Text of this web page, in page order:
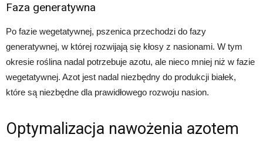
Faza generatywna
Po fazie wegetatywnej, pszenica przechodzi do fazy
generatywnej, w której rozwijają się kłosy z nasionami. W tym
okresie roślina nadal potrzebuje azotu, ale nieco mniej niż w fazie
wegetatywnej. Azot jest nadal niezbędny do produkcji białek,
które są niezbędne dla prawidłowego rozwoju nasion.
Optymalizacja nawożenia azotem